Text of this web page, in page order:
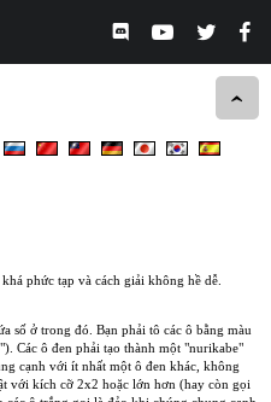
phức tạp và cách giải không hề dễ.
số ở trong đó. Bạn phải tô các ô bằng màu
Các ô đen phải tạo thành một "nurikabe"
cạnh với ít nhất một ô đen khác, không
với kích cỡ 2x2 hoặc lớn hơn (hay còn gọi